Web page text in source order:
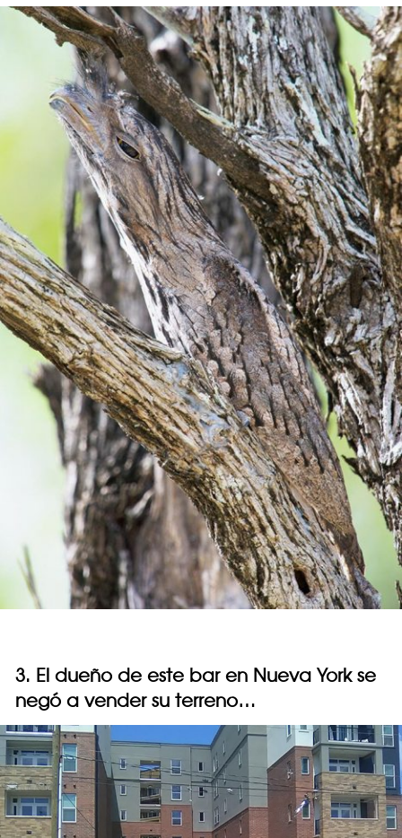
3. El dueño de este bar en Nueva York se
negó a vender su terreno…